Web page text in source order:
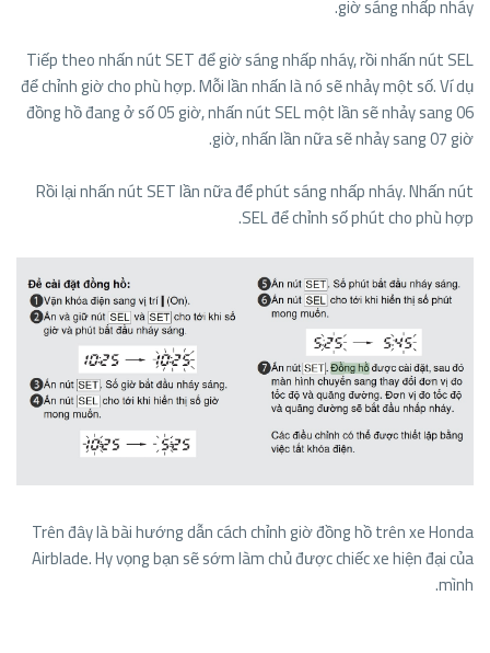
giờ sáng nhấp nháy.
Tiếp theo nhấn nút SET để giờ sáng nhấp nháy, rồi nhấn nút SEL
để chỉnh giờ cho phù hợp. Mỗi lần nhấn là nó sẽ nhảy một số. Ví dụ
đồng hồ đang ở số 05 giờ, nhấn nút SEL một lần sẽ nhảy sang 06
giờ, nhấn lần nữa sẽ nhảy sang 07 giờ.
Rồi lại nhấn nút SET lần nữa để phút sáng nhấp nháy. Nhấn nút
SEL để chỉnh số phút cho phù hợp.
Trên đây là bài hướng dẫn cách chỉnh giờ đồng hồ trên xe Honda
Airblade. Hy vọng bạn sẽ sớm làm chủ được chiếc xe hiện đại của
mình.